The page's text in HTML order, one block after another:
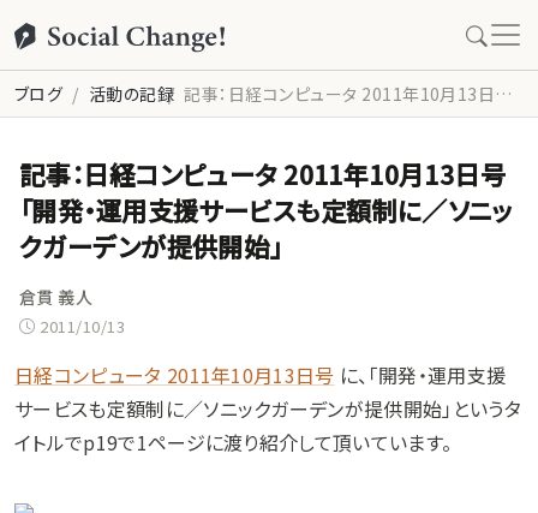
ブログ 活動の記録 記事：日経コンピュータ 2011年10月13日号「開発・運用支援サービスも定額制に／ソニックガーデンが提供開始」
記事：日経コンピュータ 2011年10月13日号
「開発・運用支援サービスも定額制に／ソニッ
クガーデンが提供開始」
倉貫 義人
2011/10/13
日経コンピュータ 2011年10月13日号 に、「開発・運用支援
サービスも定額制に／ソニックガーデンが提供開始」というタ
イトルでp19で1ページに渡り紹介して頂いています。